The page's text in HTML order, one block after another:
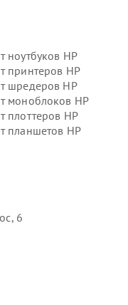
ноутбуков HP
принтеров HP
шредеров HP
моноблоков HP
плоттеров HP
планшетов HP
6